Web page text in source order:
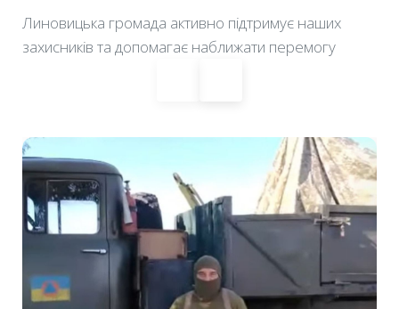
Линовицька громада активно підтримує наших
захисників та допомагає наближати перемогу